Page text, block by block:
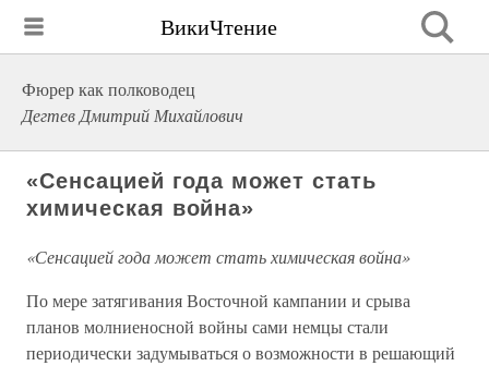
ВикиЧтение
Фюрер как полководец
Дегтев Дмитрий Михайлович
«Сенсацией года может стать
химическая война»
«Сенсацией года может стать химическая война»
По мере затягивания Восточной кампании и срыва
планов молниеносной войны сами немцы стали
периодически задумываться о возможности в решающий